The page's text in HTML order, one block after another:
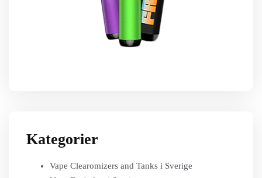
Kategorier
Vape Clearomizers and Tanks i Sverige